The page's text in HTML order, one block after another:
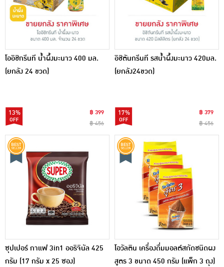
โออิชิกรีนที น้ำผึ้งมะนาว 400 มล.
(ยกลัง 24 ขวด)
13%
฿ 399
฿ 456
อิชิตันกรีนที รสน้ำผึ้งมะนาว 420มล.
(ยกลัง24ขวด)
17%
฿ 379
฿ 456
ซุปเปอร์ กาแฟ 3in1 ออริจินัล 425
กรัม (17 กรัม x 25 ซอง)
โอวัลติน เครื่องดื่มมอลต์สกัดชนิดผง
สูตร 3 ขนาด 450 กรัม (แพ็ก 3 ถุง)